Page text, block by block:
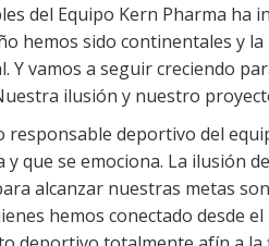
del Equipo Kern Pharma ha
hemos sido continentales y
Y vamos a seguir creciendo
ilusión y nuestro
responsable deportivo del
que se emociona. La ilusión
alcanzar nuestras metas
hemos conectado desde